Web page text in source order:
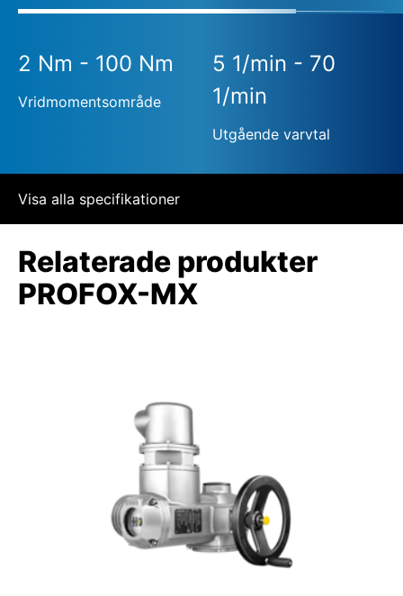
2 Nm - 100 Nm
Vridmomentsområde
5 1/min - 70
1/min
Utgående varvtal
Visa alla specifikationer
Relaterade produkter
PROFOX-MX